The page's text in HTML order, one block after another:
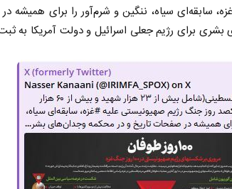
سابقه‌ای سیاه، ننگین و شرم‌آور را برای همیشه
برای رژیم جعلی اسرائیل و دولت آمریکا به